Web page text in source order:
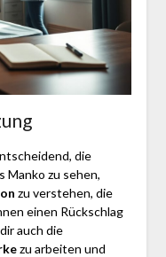
die
Manko zu sehen,
zu verstehen, die
einen Rückschlag
auch die
zu arbeiten und